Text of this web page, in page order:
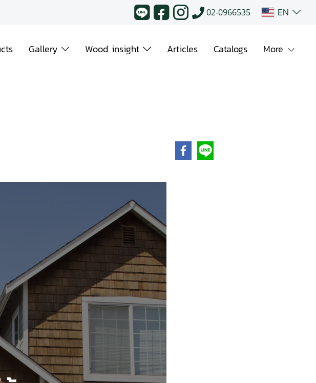
02-0966535 EN
Gallery Wood insight Articles Catalogs More